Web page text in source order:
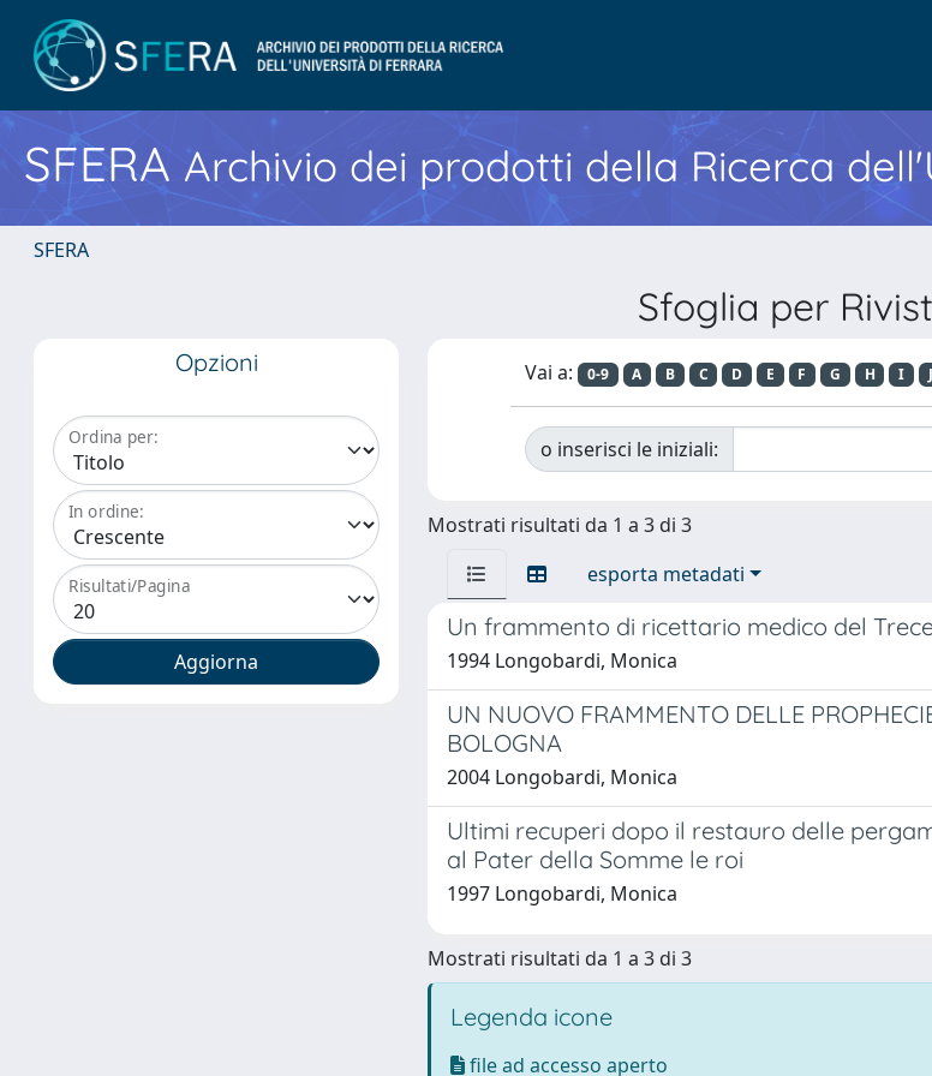
SFERA Archivio dei prodotti della Ricerca
SFERA
Sfoglia per
Opzioni
Ordina per:
In ordine:
Risultati/Pagina
Vai a: 0-9 A B C D E F G H I J
o inserisci le iniziali:
Mostrati risultati da 1 a 3 di 3
esporta metadati
Un frammento di ricettario medico del
1994 Longobardi, Monica
UN NUOVO FRAMMENTO DELLE
BOLOGNA
2004 Longobardi, Monica
Ultimi recuperi dopo il restauro delle
al Pater della Somme le roi
1997 Longobardi, Monica
Mostrati risultati da 1 a 3 di 3
Legenda icone
file ad accesso aperto